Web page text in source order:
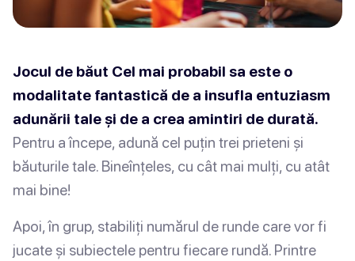
Jocul de băut Cel mai probabil sa este o
modalitate fantastică de a insufla entuziasm
adunării tale și de a crea amintiri de durată.
Pentru a începe, adună cel puțin trei prieteni și
băuturile tale. Bineînțeles, cu cât mai mulți, cu atât
mai bine!
Apoi, în grup, stabiliți numărul de runde care vor fi
jucate și subiectele pentru fiecare rundă. Printre